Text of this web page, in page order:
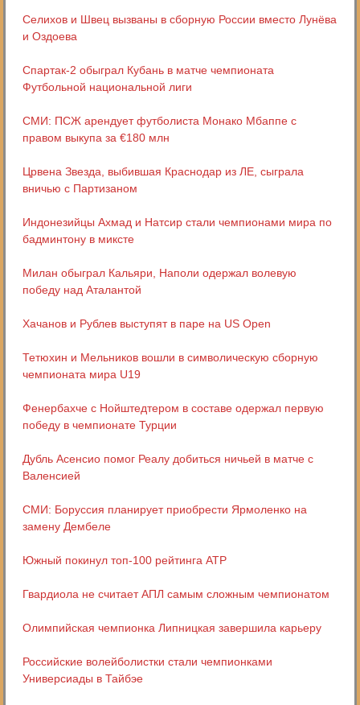
Селихов и Швец вызваны в сборную России вместо Лунёва
и Оздоева
Спартак-2 обыграл Кубань в матче чемпионата
Футбольной национальной лиги
СМИ: ПСЖ арендует футболиста Монако Мбаппе с
правом выкупа за €180 млн
Црвена Звезда, выбившая Краснодар из ЛЕ, сыграла
вничью с Партизаном
Индонезийцы Ахмад и Натсир стали чемпионами мира по
бадминтону в миксте
Милан обыграл Кальяри, Наполи одержал волевую
победу над Аталантой
Хачанов и Рублев выступят в паре на US Open
Тетюхин и Мельников вошли в символическую сборную
чемпионата мира U19
Фенербахче с Нойштедтером в составе одержал первую
победу в чемпионате Турции
Дубль Асенсио помог Реалу добиться ничьей в матче с
Валенсией
СМИ: Боруссия планирует приобрести Ярмоленко на
замену Дембеле
Южный покинул топ-100 рейтинга ATP
Гвардиола не считает АПЛ самым сложным чемпионатом
Олимпийская чемпионка Липницкая завершила карьеру
Российские волейболистки стали чемпионками
Универсиады в Тайбэе